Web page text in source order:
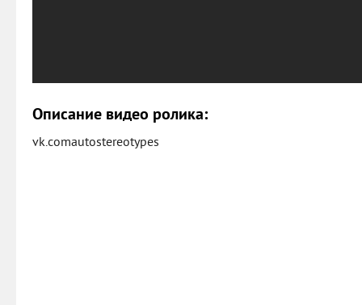
Описание видео ролика:
vk.comautostereotypes